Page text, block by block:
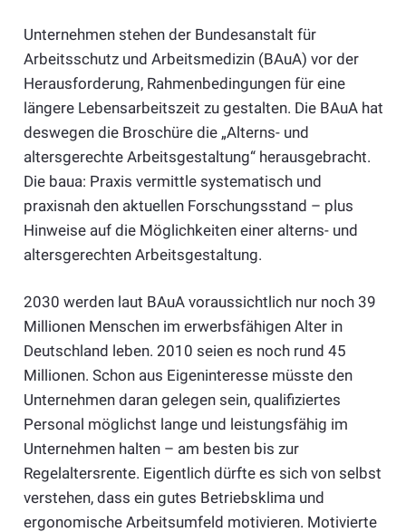
Unternehmen stehen der Bundesanstalt für
Arbeitsschutz und Arbeitsmedizin (BAuA) vor der
Herausforderung, Rahmenbedingungen für eine
längere Lebensarbeitszeit zu gestalten. Die BAuA hat
deswegen die Broschüre die „Alterns- und
altersgerechte Arbeitsgestaltung“ herausgebracht.
Die baua: Praxis vermittle systematisch und
praxisnah den aktuellen Forschungsstand – plus
Hinweise auf die Möglichkeiten einer alterns- und
altersgerechten Arbeitsgestaltung.
2030 werden laut BAuA voraussichtlich nur noch 39
Millionen Menschen im erwerbsfähigen Alter in
Deutschland leben. 2010 seien es noch rund 45
Millionen. Schon aus Eigeninteresse müsste den
Unternehmen daran gelegen sein, qualifiziertes
Personal möglichst lange und leistungsfähig im
Unternehmen halten – am besten bis zur
Regelaltersrente. Eigentlich dürfte es sich von selbst
verstehen, dass ein gutes Betriebsklima und
ergonomische Arbeitsumfeld motivieren. Motivierte